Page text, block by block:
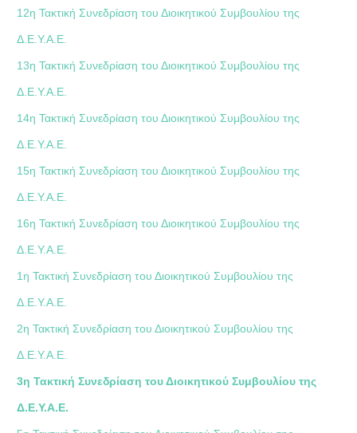
12η Τακτική Συνεδρίαση του Διοικητικού Συμβουλίου της
Δ.Ε.Υ.Α.Ε.
13η Τακτική Συνεδρίαση του Διοικητικού Συμβουλίου της
Δ.Ε.Υ.Α.Ε.
14η Τακτική Συνεδρίαση του Διοικητικού Συμβουλίου της
Δ.Ε.Υ.Α.Ε.
15η Τακτική Συνεδρίαση του Διοικητικού Συμβουλίου της
Δ.Ε.Υ.Α.Ε.
16η Τακτική Συνεδρίαση του Διοικητικού Συμβουλίου της
Δ.Ε.Υ.Α.Ε.
1η Τακτική Συνεδρίαση του Διοικητικού Συμβουλίου της
Δ.Ε.Υ.Α.Ε.
2η Τακτική Συνεδρίαση του Διοικητικού Συμβουλίου της
Δ.Ε.Υ.Α.Ε.
3η Τακτική Συνεδρίαση του Διοικητικού Συμβουλίου της
Δ.Ε.Υ.Α.Ε.